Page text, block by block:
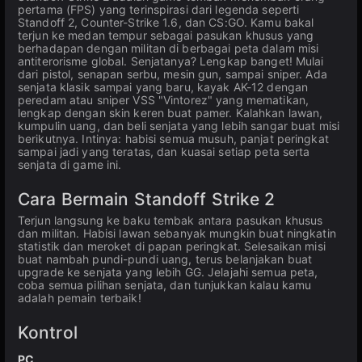
pertama (FPS) yang terinspirasi dari legenda seperti
Standoff 2, Counter-Strike 1.6, dan CS:GO. Kamu bakal
terjun ke medan tempur sebagai pasukan khusus yang
berhadapan dengan militan di berbagai peta dalam misi
antiterorisme global. Senjatanya? Lengkap banget! Mulai
dari pistol, senapan serbu, mesin gun, sampai sniper. Ada
senjata klasik sampai yang baru, kayak AK-12 dengan
peredam atau sniper VSS "Vintorez" yang mematikan,
lengkap dengan skin keren buat pamer. Kalahkan lawan,
kumpulin uang, dan beli senjata yang lebih sangar buat misi
berikutnya. Intinya: habisi semua musuh, panjat peringkat
sampai jadi yang teratas, dan kuasai setiap peta serta
senjata di game ini.
Cara Bermain Standoff Strike 2
Terjun langsung ke baku tembak antara pasukan khusus
dan militan. Habisi lawan sebanyak mungkin buat ningkatin
statistik dan meroket di papan peringkat. Selesaikan misi
buat nambah pundi-pundi uang, terus belanjakan buat
upgrade ke senjata yang lebih GG. Jelajahi semua peta,
coba semua pilihan senjata, dan tunjukkan kalau kamu
adalah pemain terbaik!
Kontrol
PC